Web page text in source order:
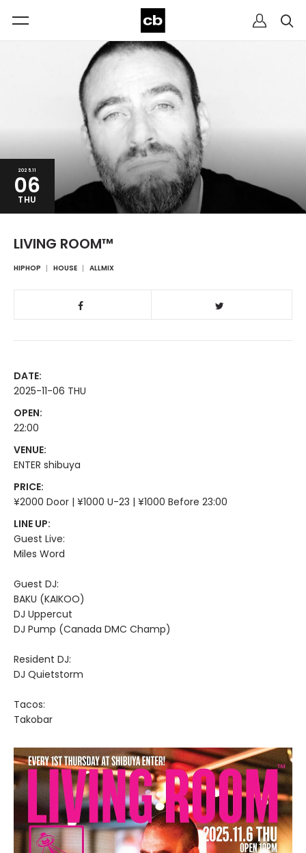
2025.11
06
THU
LIVING ROOM™
HIPHOP HOUSE ALLMIX
DATE:
2025-11-06 THU
OPEN:
22:00
VENUE:
ENTER shibuya
PRICE:
¥2000 Door | ¥1000 U-23 | ¥1000 Before 23:00
LINE UP:
Guest Live:
Miles Word
Guest DJ:
BAKU (KAIKOO)
DJ Uppercut
DJ Pump (Canada DMC Champ)
Resident DJ:
DJ Quietstorm
Tacos:
Takobar